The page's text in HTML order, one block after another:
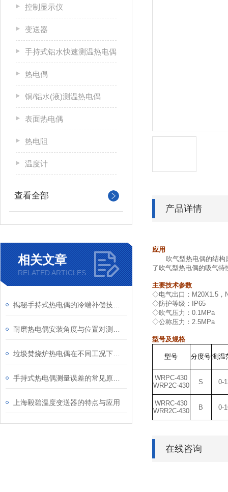
控制显示仪
变送器
手持式铝水快速测温热电偶
热电偶
铜/铝水(液)测温热电偶
表面热电偶
热电阻
温度计
查看全部
相关文章
RELATED ARTICLES
上海毅碧温度变送器的特点与应用
产品详情
应用
吹气型热电偶的结
了吹气型热电偶的吸气
主要技术参数
◇电气出口： M20X1.5 ，
◇防护等级：
IP65
◇吹气压力： 0.1MPa
◇公称压力： 2.5MPa
型号及规格
型号 分度号 测温
WRPC-430
WRP2C-430
S 0-
WRRC-430
WRR2C-430
B 0-
在线咨询